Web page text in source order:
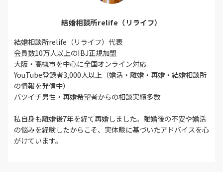
結婚相談所relife（リライフ）
結婚相談所relife（リライフ）代表
会員数10万人以上のIBJ正規加盟
大阪・高槻市を中心に全国オンライン対応
YouTube登録者3,000人以上（婚活・離婚・再婚・結婚相談所
の情報を発信中）
バツイチ男性・再婚希望者からの相談実績多数
私自身も離婚後7年を経て再婚しました。離婚後の不安や婚活
の悩みを経験したからこそ、実体験に基づいたアドバイスを心
がけています。